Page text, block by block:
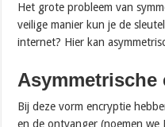
Het grote probleem van
veilige manier kun je de
internet? Hier kan
Asymmetrische
Bij deze vorm encryptie
en de ontvanger (noemen we